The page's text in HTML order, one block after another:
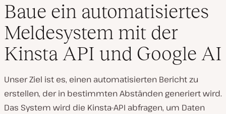
Baue ein automatisiertes
Meldesystem mit der
Kinsta API und Google AI
Unser Ziel ist es, einen automatisierten Bericht zu
erstellen, der in bestimmten Abständen generiert wird.
Das System wird die Kinsta-API abfragen, um Daten